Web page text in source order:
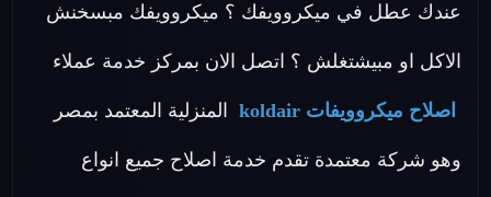
عندك عطل في ميكروويفك ؟ ميكروويفك مبسخنش
الاكل او مبيشتغلش ؟ اتصل الان بمركز خدمة عملاء
اصلاح ميكروويفات koldair المنزلية المعتمد بمصر
وهو شركة معتمدة تقدم خدمة اصلاح جميع انواع